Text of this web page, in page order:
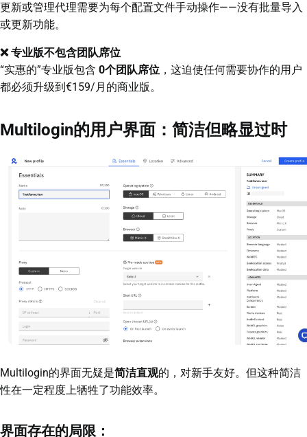
更新或管理代理需要为每个配置文件手动操作——没有批量导入
或更新功能。
❌ 专业版不包含团队席位
“实惠的”专业版包含 0个团队席位 ，这迫使任何需要协作的用户
都必须升级到€159/月的商业版。
Multilogin的用户界面：简洁但略显过时
Multilogin的界面无疑是简洁直观的，对新手友好。但这种简洁
性在一定程度上牺牲了功能效率。
界面存在的局限：